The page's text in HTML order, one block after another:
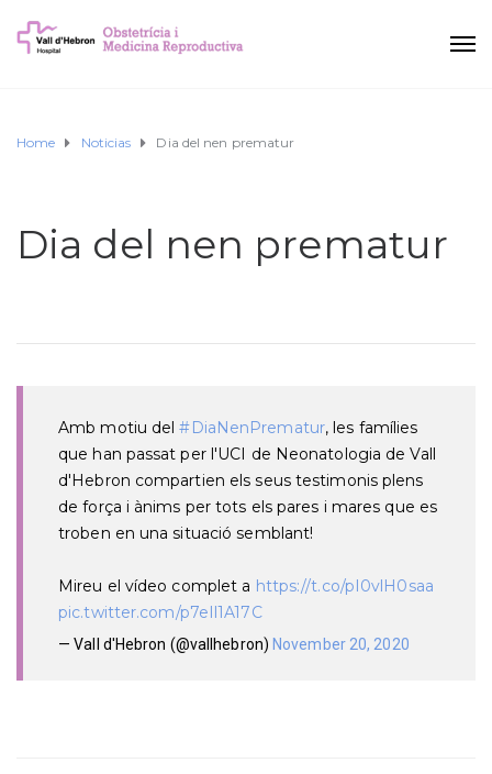
Home Noticias Dia del nen prematur
Dia del nen prematur
Amb motiu del#DiaNenPrematur, les famílies
que han passat per l'UCI de Neonatologia de Vall
d'Hebron compartien els seus testimonis plens
de força i ànims per tots els pares i mares que es
troben en una situació semblant!
Mireu el vídeo complet a https://t.co/pI0vlH0saa
pic.twitter.com/p7eIl1A17C
— Vall d'Hebron (@vallhebron) November 20, 2020